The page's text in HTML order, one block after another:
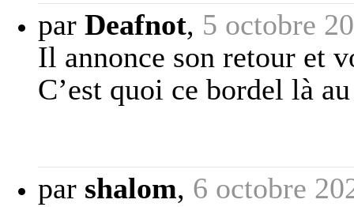
par Deafnot, 5 octobre
Il annonce son retour et
C’est quoi ce bordel là
par shalom, 6 octobre